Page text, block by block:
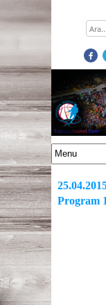
Program